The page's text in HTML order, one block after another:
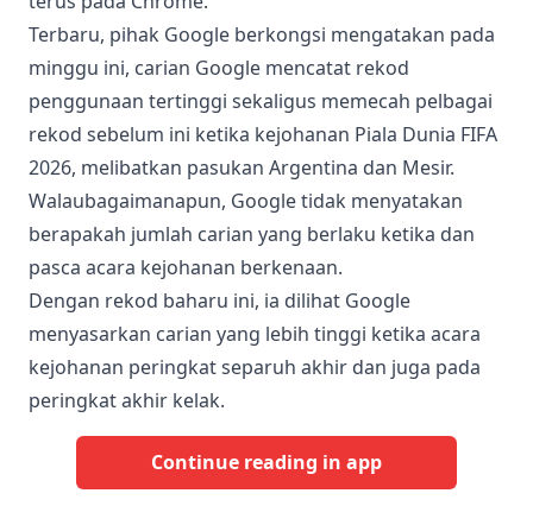
Terbaru, pihak Google berkongsi mengatakan pada
minggu ini, carian Google mencatat rekod
penggunaan tertinggi sekaligus memecah pelbagai
rekod sebelum ini ketika kejohanan Piala Dunia FIFA
2026, melibatkan pasukan Argentina dan Mesir.
Walaubagaimanapun, Google tidak menyatakan
berapakah jumlah carian yang berlaku ketika dan
pasca acara kejohanan berkenaan.
Dengan rekod baharu ini, ia dilihat Google
menyasarkan carian yang lebih tinggi ketika acara
kejohanan peringkat separuh akhir dan juga pada
peringkat akhir kelak.
Continue reading in app